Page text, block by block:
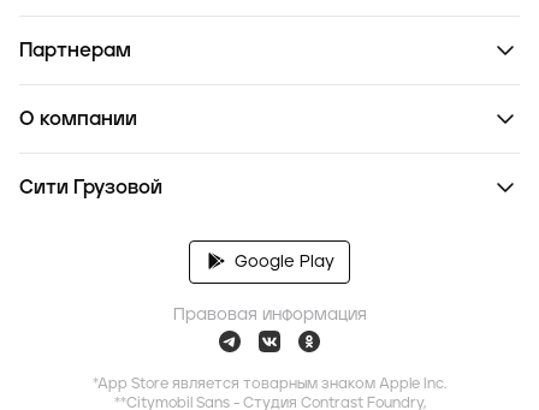
Партнерам
О компании
Сити Грузовой
Google Play
Правовая информация
*App Store является товарным знаком Apple Inc.
**Citymobil Sans - Студия Contrast Foundry,